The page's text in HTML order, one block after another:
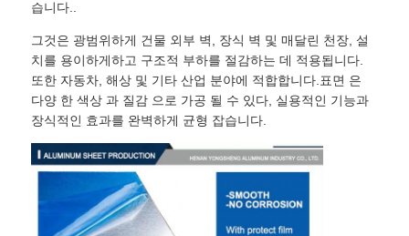
습니다..
그것은 광범위하게 건물 외부 벽, 장식 벽 및 매달린 천장, 설
치를 용이하게하고 구조적 부하를 절감하는 데 적용됩니다.
또한 자동차, 해상 및 기타 산업 분야에 적합합니다.표면 은
다양 한 색상 과 질감 으로 가공 될 수 있다, 실용적인 기능과
장식적인 효과를 완벽하게 균형 잡습니다.